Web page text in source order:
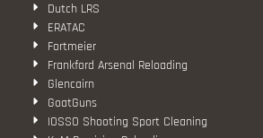
Dutch LRS
ERATAC
Fortmeier
Frankford Arsenal Reloading
Glencairn
GoatGuns
IOSSO Shooting Sport Cleaning